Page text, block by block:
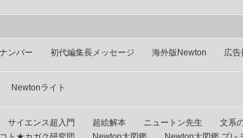
ンバー 初代編集長メッセージ 海外版Newton 広告
Newtonライト
サイエンス超入門 超絵解本 ニュートン先生 文系